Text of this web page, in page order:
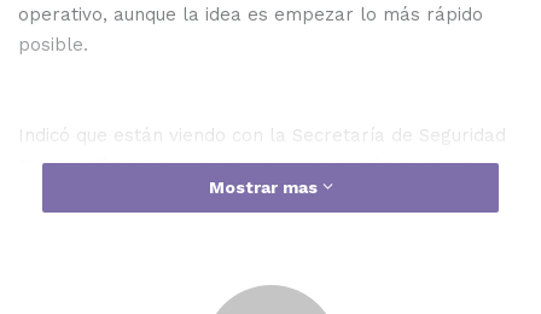
operativo, aunque la idea es empezar lo más rápido
posible.
Indicó que están viendo con la Secretaría de Seguridad
Pública dónde impartir las clases además de otras
autoridades se sumen a esta capacitación, sobre otras
Mostrar mas